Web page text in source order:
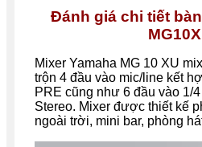
Đánh giá chi tiết
Mixer Yamaha MG 10 XU
trộn 4 đầu vào mic/line kết
PRE cũng như 6 đầu vào 1/
Stereo. Mixer được thiết kế
ngoài trời, mini bar, phòng